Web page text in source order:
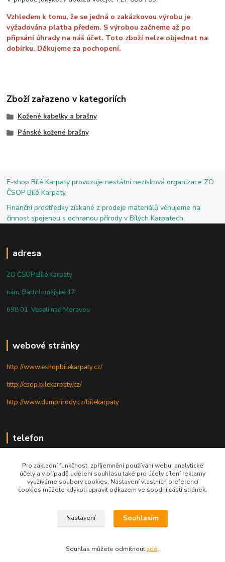
Vzhledem k tomu, že se jedná o zakázkovou výrobu je
vyžadována platba předem. S výrobou začneme až po
připsání úhrady na náš účet. Toto zboží nelze objednat na
dobírku. Děkujeme za pochopení.
Zboží zařazeno v kategoriích
Kožené kabelky a brašny
Pánské kožené brašny
E-shop Bílé Karpaty provozuje nestátní nezisková organizace ZO
ČSOP Bílé Karpaty.
Finanční prostředky získané z prodeje materiálů věnujeme na
činnost spojenou s ochranou přírody v Bílých Karpatech.
adresa
ZO ČSOP Bílé Karpaty
nám. Bartolomějské 47
698 01 Veselí nad Moravou
webové stránky
http://www.eshopbilekarpaty.cz/
http://csop.bilekarpaty.cz/
http://www.dumprirody.cz/bilekarpaty
telefon
+420 727 880 789
PO - PÁ: 9 - 17
© 2025; ZO ČSOP Bílé Karpaty
Pro základní funkčnost, zpříjemnění používání webu, analytické
účely a v případě udělení souhlasu také pro účely cílení reklamy
využíváme soubory cookies. Nastavení vlastních preferencí
cookies můžete kdykoli upravit odkazem ve spodní části stránek.
Nastavení Souhlasím
Souhlas můžete odmítnout zde.